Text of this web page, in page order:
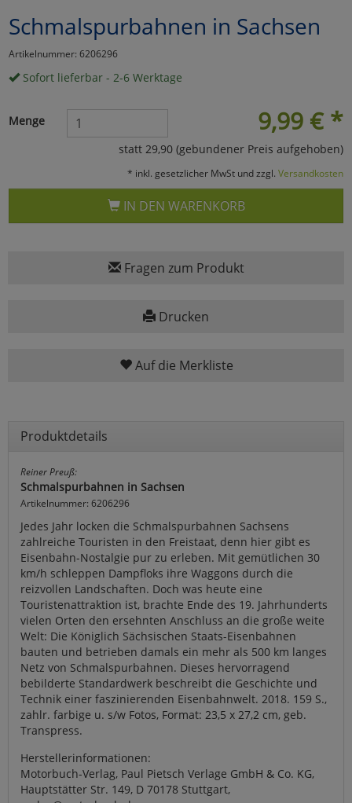
Schmalspurbahnen in Sachsen
Artikelnummer: 6206296
Sofort lieferbar - 2-6 Werktage
9,99 € *
Menge
statt 29,90 (gebundener Preis aufgehoben)
* inkl. gesetzlicher MwSt und zzgl. Versandkosten
IN DEN WARENKORB
Fragen zum Produkt
Drucken
Auf die Merkliste
Produktdetails
Reiner Preuß:
Schmalspurbahnen in Sachsen
Artikelnummer: 6206296
Jedes Jahr locken die Schmalspurbahnen Sachsens
zahlreiche Touristen in den Freistaat, denn hier gibt es
Eisenbahn-Nostalgie pur zu erleben. Mit gemütlichen 30
km/h schleppen Dampfloks ihre Waggons durch die
reizvollen Landschaften. Doch was heute eine
Touristenattraktion ist, brachte Ende des 19. Jahrhunderts
vielen Orten den ersehnten Anschluss an die große weite
Welt: Die Königlich Sächsischen Staats-Eisenbahnen
bauten und betrieben damals ein mehr als 500 km langes
Netz von Schmalspurbahnen. Dieses hervorragend
bebilderte Standardwerk beschreibt die Geschichte und
Technik einer faszinierenden Eisenbahnwelt. 2018. 159 S.,
zahlr. farbige u. s/w Fotos, Format: 23,5 x 27,2 cm, geb.
Transpress.
Herstellerinformationen:
Motorbuch-Verlag, Paul Pietsch Verlage GmbH & Co. KG,
Hauptstätter Str. 149, D 70178 Stuttgart,
Marketing
Umfragetools
Cookies
Einstellungen speichern
zurückzu Haupptseite